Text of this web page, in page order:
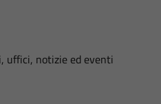
uffici, notizie ed eventi